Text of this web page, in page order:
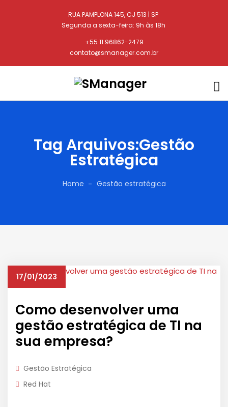
RUA PAMPLONA 145, CJ 513 | SP
Segunda a sexta-feira: 9h às 18h
+55 11 96862-2479
contato@smanager.com.br
Tag Arquivos:Gestão
Estratégica
Home Gestão estratégica
17/01/2023
Como desenvolver uma
gestão estratégica de TI na
sua empresa?
Gestão Estratégica
Red Hat